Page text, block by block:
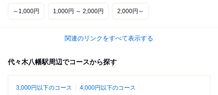
～1,000円 1,000円 ～ 2,000円 2,000円～
関連のリンクをすべて表示する
代々木八幡駅周辺でコースから探す
3,000円以下のコース
4,000円以下のコース